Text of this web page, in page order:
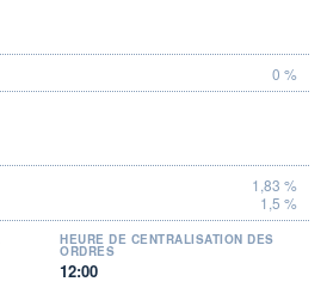
0 %
1,83 %
1,5 %
HEURE DE CENTRALISATION DES
ORDRES
12:00